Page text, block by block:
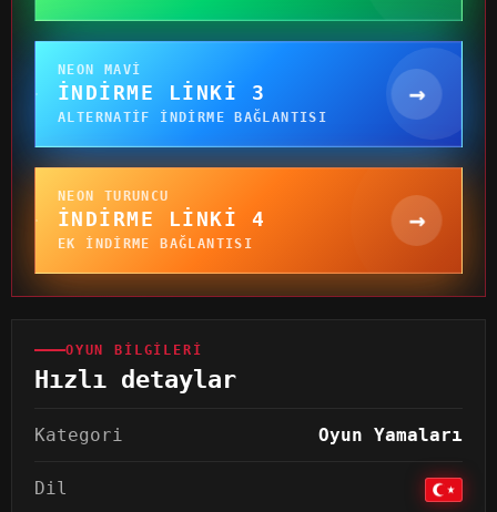
NEON MAVI
İNDIRME LINKI 3
ALTERNATIF INDIRME BAĞLANTISI
→
NEON TURUNCU
İNDIRME LINKI 4
EK INDIRME BAĞLANTISI
→
OYUN BILGILERI
Hızlı detaylar
Kategori Oyun Yamaları
Dil